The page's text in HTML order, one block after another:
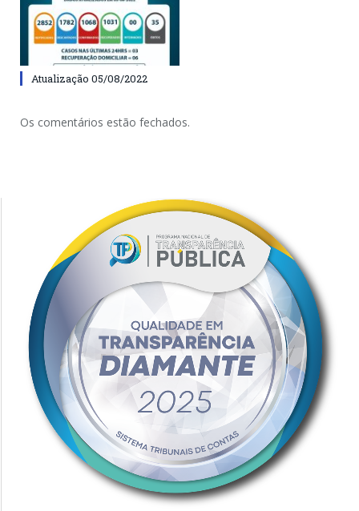
Atualização 05/08/2022
Os comentários estão fechados.